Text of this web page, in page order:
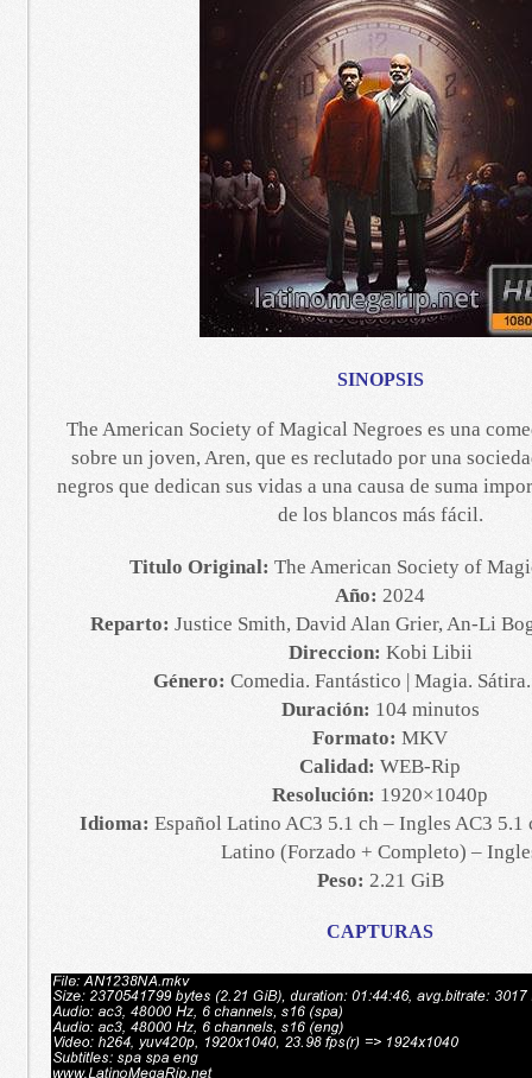
SINOPSIS
The American Society of Magical Negroes es una
sobre un joven, Aren, que es reclutado por una
negros que dedican sus vidas a una causa de suma
de los blancos más fácil.
Titulo Original: The American Society of
Año: 2024
Reparto: Justice Smith, David Alan Grier, An-Li
Direccion: Kobi Libii
Género: Comedia. Fantástico | Magia.
Duración: 104 minutos
Formato: MKV
Calidad: WEB-Rip
Resolución: 1920×1040p
Idioma: Español Latino AC3 5.1 ch – Ingles AC3 5.1
Latino (Forzado + Completo) –
Peso: 2.21 GiB
CAPTURAS